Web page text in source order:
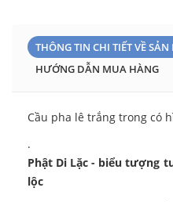
THÔNG TIN CHI TIẾT VỀ
HƯỚNG DẪN MUA HÀNG
Cầu pha lê trắng trong có
.
Phật Di Lặc - biểu tượng
lộc